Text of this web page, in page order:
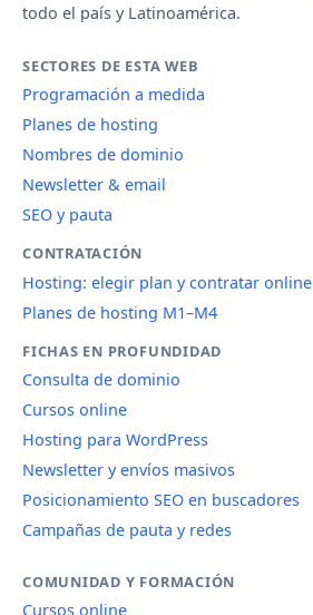
todo el país y Latinoamérica.
SECTORES DE ESTA WEB
Programación a medida
Planes de hosting
Nombres de dominio
Newsletter & email
SEO y pauta
CONTRATACIÓN
Hosting: elegir plan y contratar online
Planes de hosting M1–M4
FICHAS EN PROFUNDIDAD
Consulta de dominio
Cursos online
Hosting para WordPress
Newsletter y envíos masivos
Posicionamiento SEO en buscadores
Campañas de pauta y redes
COMUNIDAD Y FORMACIÓN
Cursos online